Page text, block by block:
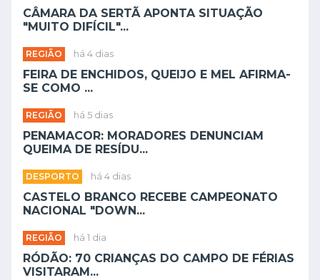
CÂMARA DA SERTÃ APONTA SITUAÇÃO
"MUITO DIFÍCIL"...
REGIÃO há 4 dias
FEIRA DE ENCHIDOS, QUEIJO E MEL AFIRMA-
SE COMO ...
REGIÃO há 5 dias
PENAMACOR: MORADORES DENUNCIAM
QUEIMA DE RESÍDU...
DESPORTO há 4 dias
CASTELO BRANCO RECEBE CAMPEONATO
NACIONAL "DOWN...
REGIÃO há 1 dia
RÓDÃO: 70 CRIANÇAS DO CAMPO DE FÉRIAS
VISITARAM...